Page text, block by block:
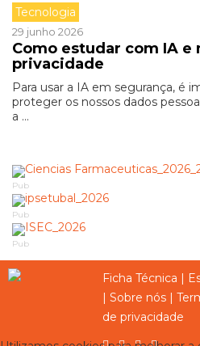
Tecnologia
29 junho 2026
Como estudar com IA e
privacidade
Para usar a IA em segurança, é
proteger os nossos dados
a ...
Pub
Pub
Pub
Ficha Técnica |
| Sobre nós |
de privacidade